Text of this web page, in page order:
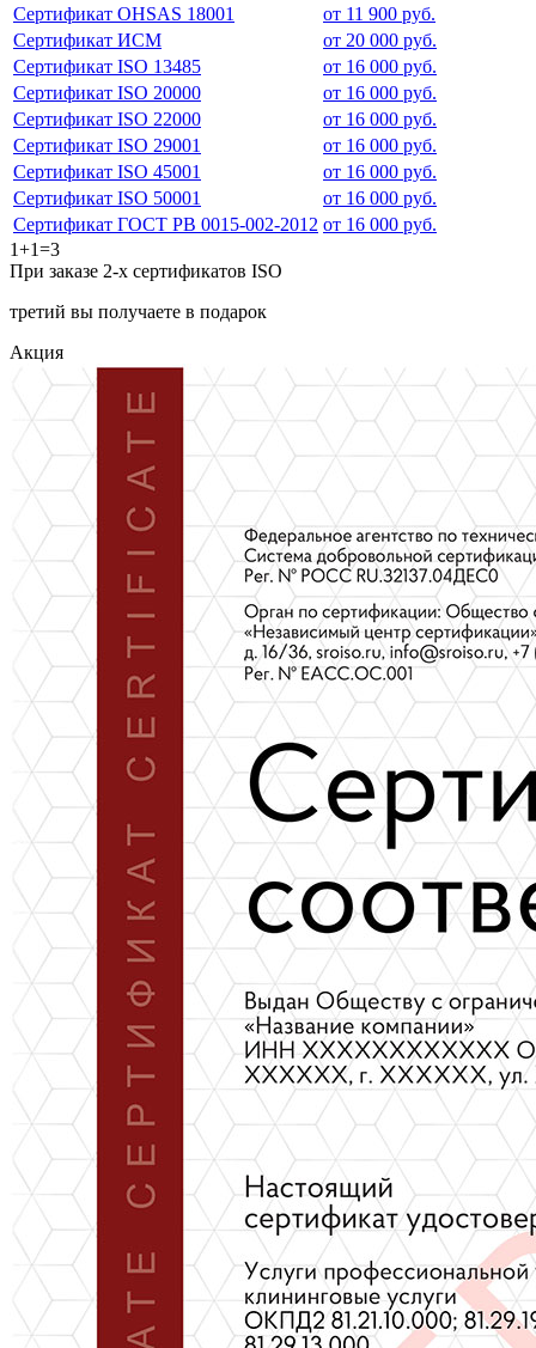
Сертификат OHSAS 18001
от 11 900 руб.
Сертификат ИСМ
от 20 000 руб.
Сертификат ISO 13485
от 16 000 руб.
Сертификат ISO 20000
от 16 000 руб.
Сертификат ISO 22000
от 16 000 руб.
Сертификат ISO 29001
от 16 000 руб.
Сертификат ISO 45001
от 16 000 руб.
Сертификат ISO 50001
от 16 000 руб.
Сертификат ГОСТ РВ 0015-002-2012 от 16 000 руб.
1+1=3
При заказе 2-х сертификатов ISO
третий вы получаете в подарок
Акция